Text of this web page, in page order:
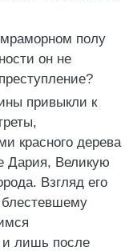
полу
он не
привыкли к
красного дерева
Дария, Великую
Взгляд его
блестевшему
и лишь после